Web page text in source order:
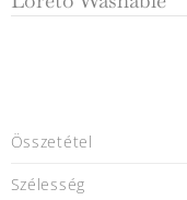
Összetétel
Szélesség